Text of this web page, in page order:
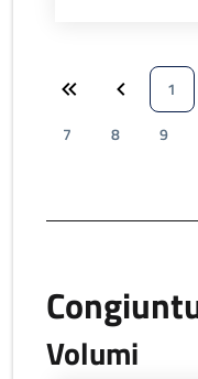
1
7
8 9
Volumi